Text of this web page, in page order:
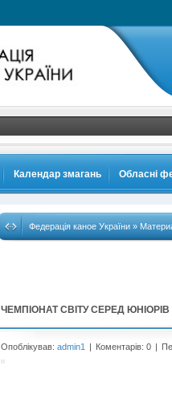
Календар змагань Обласні
Федерація каное України »
ЧЕМПІОНАТ СВІТУ СЕРЕД ЮНІОРІВ
Опоблікував: admin1 | Коментарів: 0 |